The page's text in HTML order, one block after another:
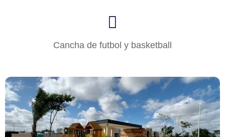
Cancha de futbol y basketball